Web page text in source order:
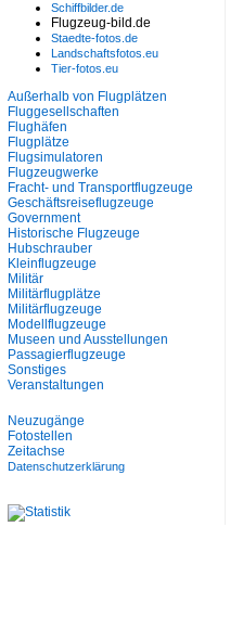
Schiffbilder.de
Flugzeug-bild.de
Staedte-fotos.de
Landschaftsfotos.eu
Tier-fotos.eu
Außerhalb von Flugplätzen
Fluggesellschaften
Flughäfen
Flugplätze
Flugsimulatoren
Flugzeugwerke
Fracht- und Transportflugzeuge
Geschäftsreiseflugzeuge
Government
Historische Flugzeuge
Hubschrauber
Kleinflugzeuge
Militär
Militärflugplätze
Militärflugzeuge
Modellflugzeuge
Museen und Ausstellungen
Passagierflugzeuge
Sonstiges
Veranstaltungen
Neuzugänge
Fotostellen
Zeitachse
Datenschutzerklärung